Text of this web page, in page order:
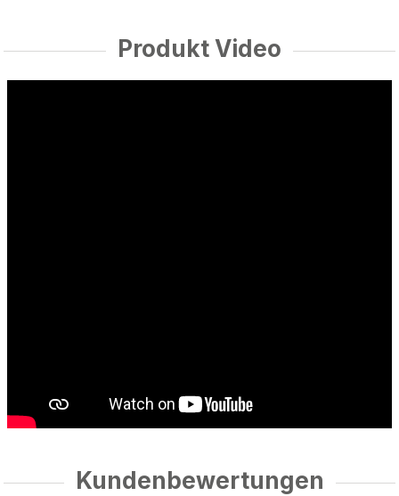
Produkt Video
Kundenbewertungen